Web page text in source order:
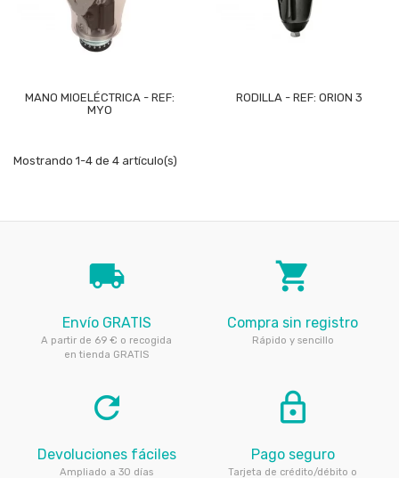
MANO MIOELÉCTRICA - REF:
MYO
RODILLA - REF: ORION 3
Mostrando 1-4 de 4 artículo(s)
local_shipping
Envío GRATIS
A partir de 69 € o recogida
en tienda GRATIS
local_grocery_store
Compra sin registro
Rápido y sencillo
refresh
Devoluciones fáciles
Ampliado a 30 días
lock_outline
Pago seguro
Tarjeta de crédito/débito o